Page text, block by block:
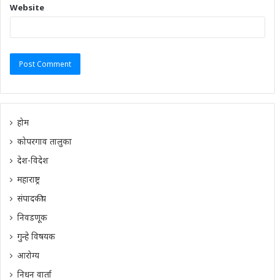
Website
होम
कोपरगाव तालुका
देश-विदेश
महाराष्ट्र
संपादकीय
निवडणूक
गुन्हे विषयक
आरोग्य
निधन वार्ता